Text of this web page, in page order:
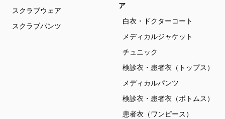
スクラブウェア
スクラブパンツ
ア
白衣・ドクターコート
メディカルジャケット
チュニック
検診衣・患者衣（トップス）
メディカルパンツ
検診衣・患者衣（ボトムス）
患者衣（ワンピース）